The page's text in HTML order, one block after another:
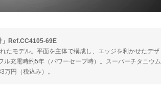
」Ref.CC4105-69E
たモデル。平面を主体で構成し、エッジを利かせたデザ
充電時約5年（パワーセーブ時）。スーパーチタニウム
円（税込み）。